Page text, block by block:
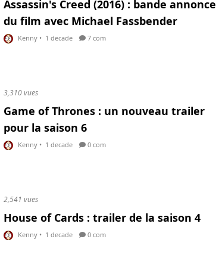
Assassin's Creed (2016) : bande annonce
du film avec Michael Fassbender
Kenny • 1 decade 7 com
3,310 vues
Game of Thrones : un nouveau trailer
pour la saison 6
Kenny • 1 decade 0 com
2,541 vues
House of Cards : trailer de la saison 4
Kenny • 1 decade 0 com